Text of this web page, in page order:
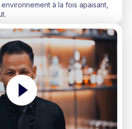
à la fois apaisant,